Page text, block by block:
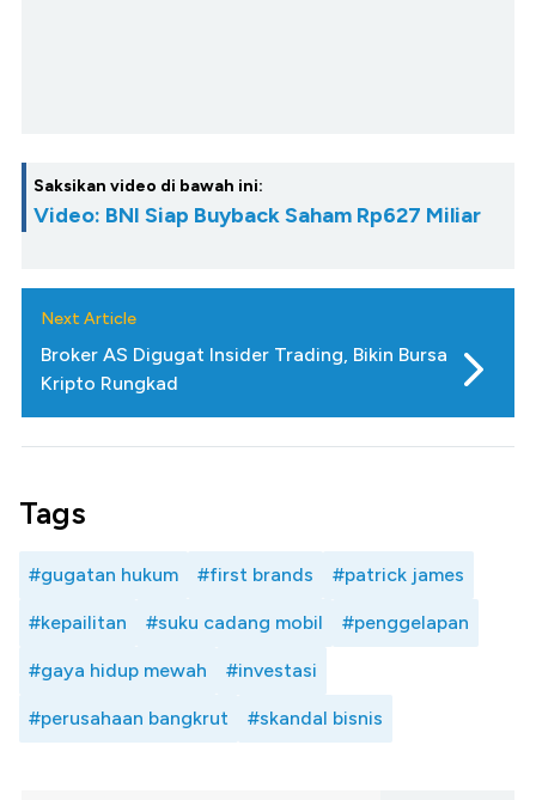
Saksikan video di bawah ini:
Video: BNI Siap Buyback Saham Rp627 Miliar
Next Article
Broker AS Digugat Insider Trading, Bikin Bursa
Kripto Rungkad
Tags
#gugatan hukum #first brands #patrick james
#kepailitan #suku cadang mobil #penggelapan
#gaya hidup mewah #investasi
#perusahaan bangkrut #skandal bisnis